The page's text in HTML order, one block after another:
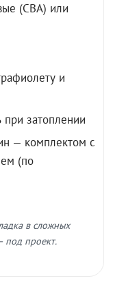
(СВА) или
и
при затоплении
— комплектом с
(по
в сложных
под проект.